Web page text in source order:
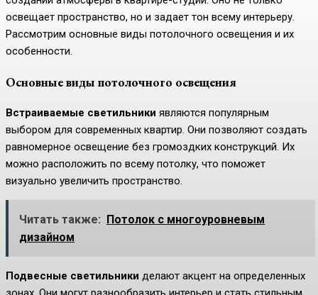
освещает пространство, но и задает тон всему интерьеру.
Рассмотрим основные виды потолочного освещения и их
особенности.
Основные виды потолочного освещения
Встраиваемые светильники являются популярным
выбором для современных квартир. Они позволяют создать
равномерное освещение без громоздких конструкций. Их
можно расположить по всему потолку, что поможет
визуально увеличить пространство.
Читать также:
Потолок с многоуровневым
дизайном
Подвесные светильники делают акцент на определенных